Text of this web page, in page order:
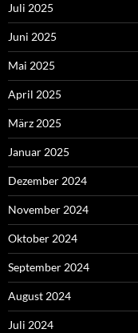
Juli 2025
Juni 2025
Mai 2025
April 2025
März 2025
Januar 2025
Dezember 2024
November 2024
Oktober 2024
September 2024
August 2024
Juli 2024